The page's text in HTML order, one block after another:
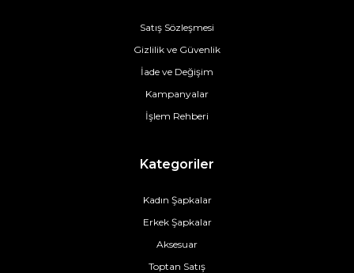
Satış Sözleşmesi
Gizlilik ve Güvenlik
İade ve Değişim
Kampanyalar
İşlem Rehberi
Kategoriler
Kadın Şapkalar
Erkek Şapkalar
Aksesuar
Toptan Satış